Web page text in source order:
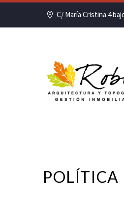
C/ María Cristina 4
POLÍTICA